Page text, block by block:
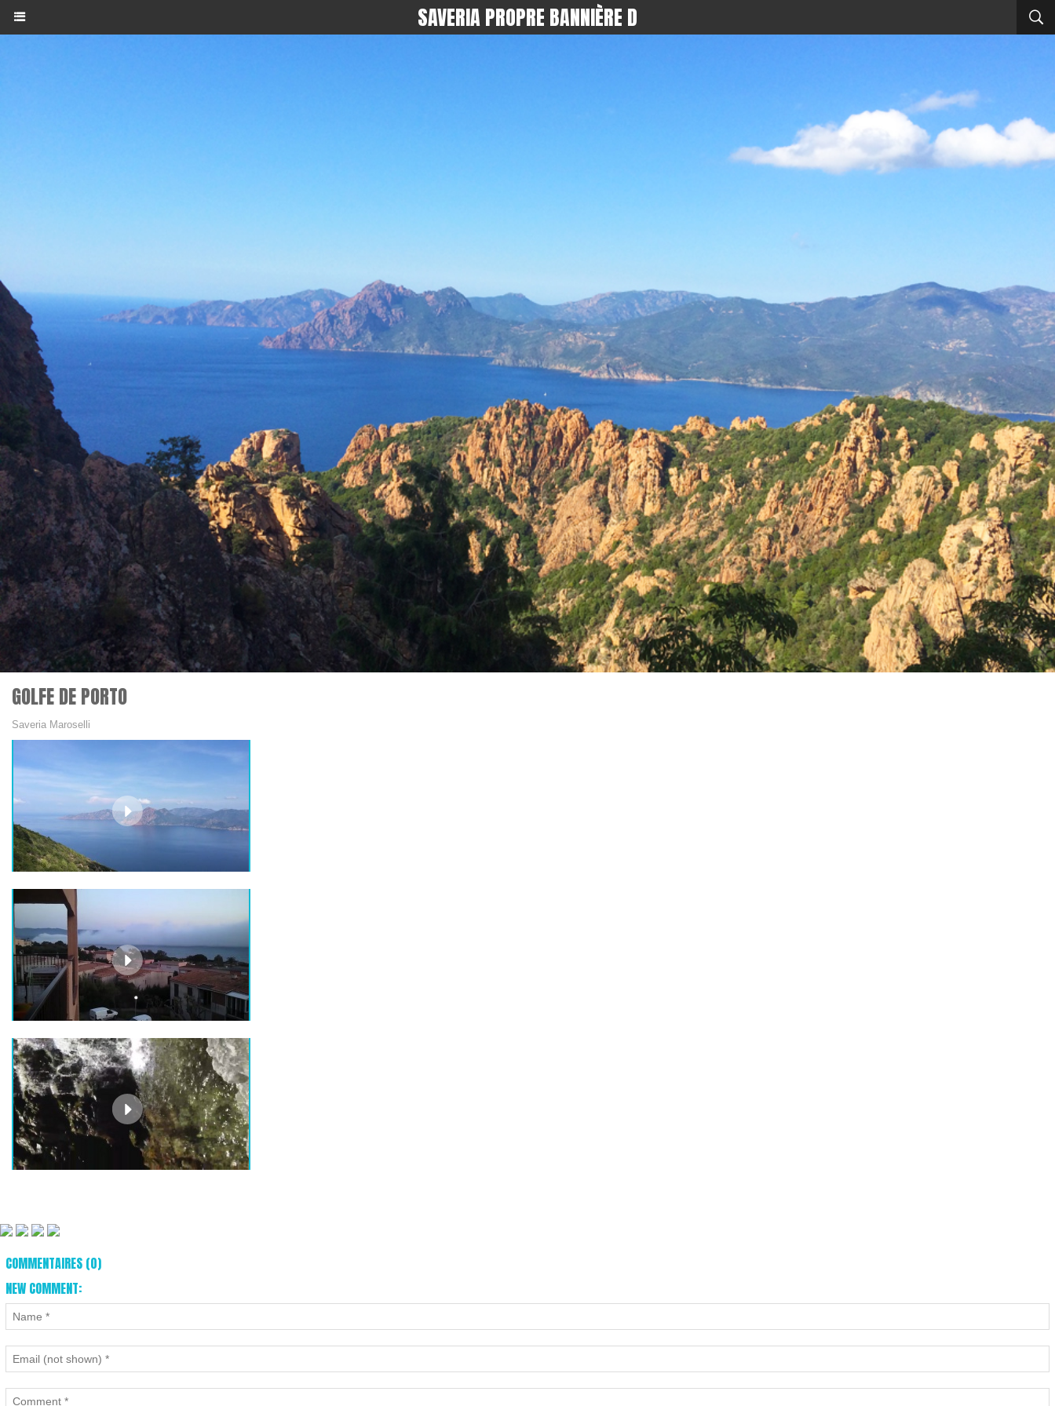
SAVERIA PROPRE BANNIÈRE D
GOLFE DE PORTO
Saveria Maroselli
COMMENTAIRES (0)
NEW COMMENT: